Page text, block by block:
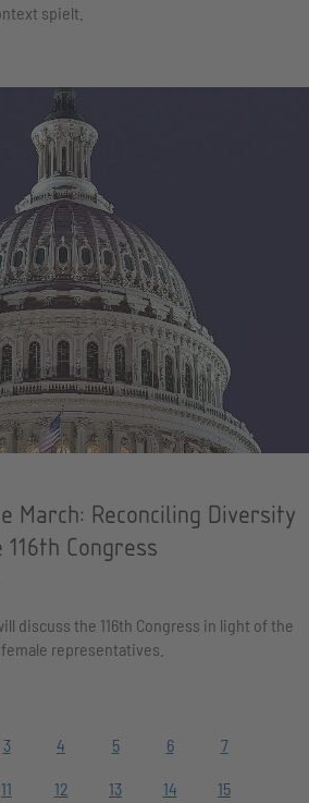
spielt.
March: Reconciling Diversity
Congress
discuss the 116th Congress in light of the
representatives.
3 4 5 6 7
11 12 13 14 15